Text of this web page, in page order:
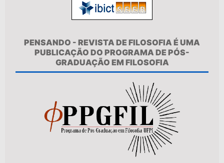
PENSANDO - REVISTA DE FILOSOFIA É UMA
PUBLICAÇÃO DO PROGRAMA DE PÓS-
GRADUAÇÃO EM FILOSOFIA